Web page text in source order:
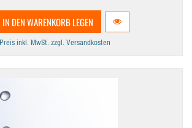
IN DEN WARENKORB LEGEN
Preis inkl. MwSt. zzgl. Versandkosten